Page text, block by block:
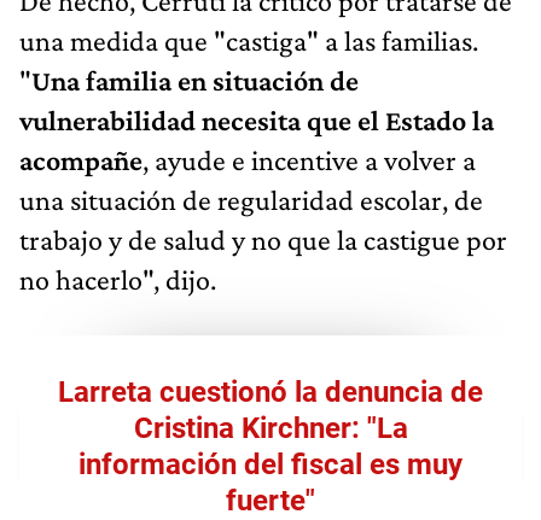
una medida que "castiga" a las familias.
"Una familia en situación de
vulnerabilidad necesita que el Estado la
acompañe, ayude e incentive a volver a
una situación de regularidad escolar, de
trabajo y de salud y no que la castigue por
no hacerlo", dijo.
Larreta cuestionó la denuncia de
Cristina Kirchner: "La
información del fiscal es muy
fuerte"